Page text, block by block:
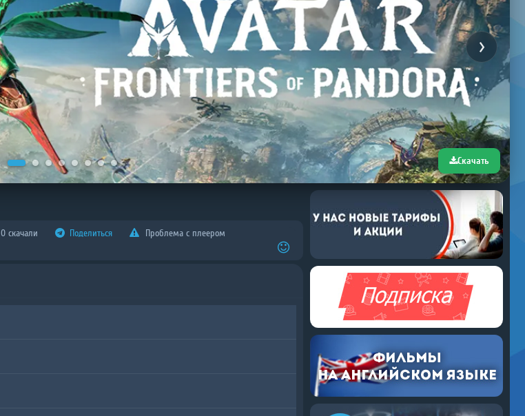
Скачать
0 скачали Поделиться
Проблема с плеером